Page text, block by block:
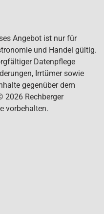
Angebot ist nur für
und Handel gültig.
Datenpflege
Irrtümer sowie
gegenüber dem
2026 Rechberger
vorbehalten.